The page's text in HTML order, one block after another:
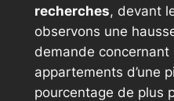
recherches, devant
observons une
demande concernant
appartements d’une
pourcentage de plus